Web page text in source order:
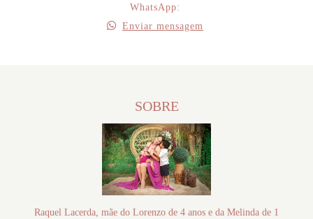
WhatsApp:
Enviar mensagem
SOBRE
Raquel Lacerda, mãe do Lorenzo de 4 anos e da Melinda de 1